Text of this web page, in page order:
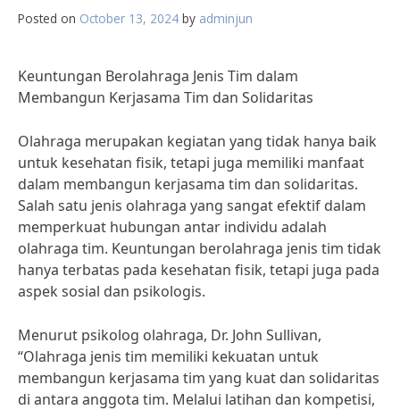
Posted on October 13, 2024 by adminjun
Keuntungan Berolahraga Jenis Tim dalam
Membangun Kerjasama Tim dan Solidaritas
Olahraga merupakan kegiatan yang tidak hanya baik
untuk kesehatan fisik, tetapi juga memiliki manfaat
dalam membangun kerjasama tim dan solidaritas.
Salah satu jenis olahraga yang sangat efektif dalam
memperkuat hubungan antar individu adalah
olahraga tim. Keuntungan berolahraga jenis tim tidak
hanya terbatas pada kesehatan fisik, tetapi juga pada
aspek sosial dan psikologis.
Menurut psikolog olahraga, Dr. John Sullivan,
“Olahraga jenis tim memiliki kekuatan untuk
membangun kerjasama tim yang kuat dan solidaritas
di antara anggota tim. Melalui latihan dan kompetisi,